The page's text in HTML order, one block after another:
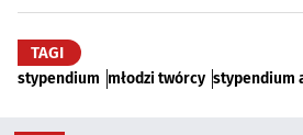
TAGI
stypendium młodzi twórcy stypendium